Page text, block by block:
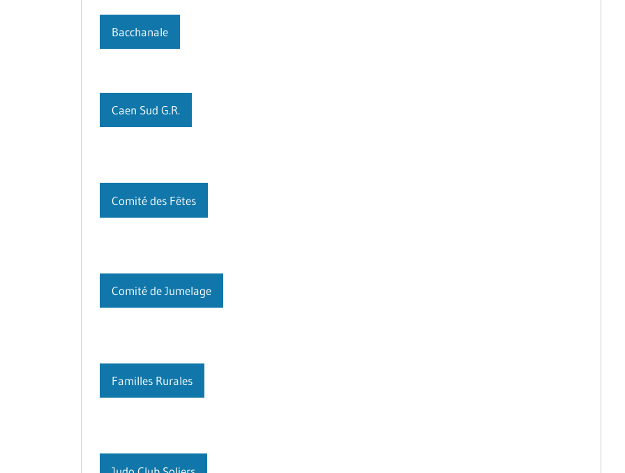
Bacchanale
Caen Sud G.R.
Comité des Fêtes
Comité de Jumelage
Familles Rurales